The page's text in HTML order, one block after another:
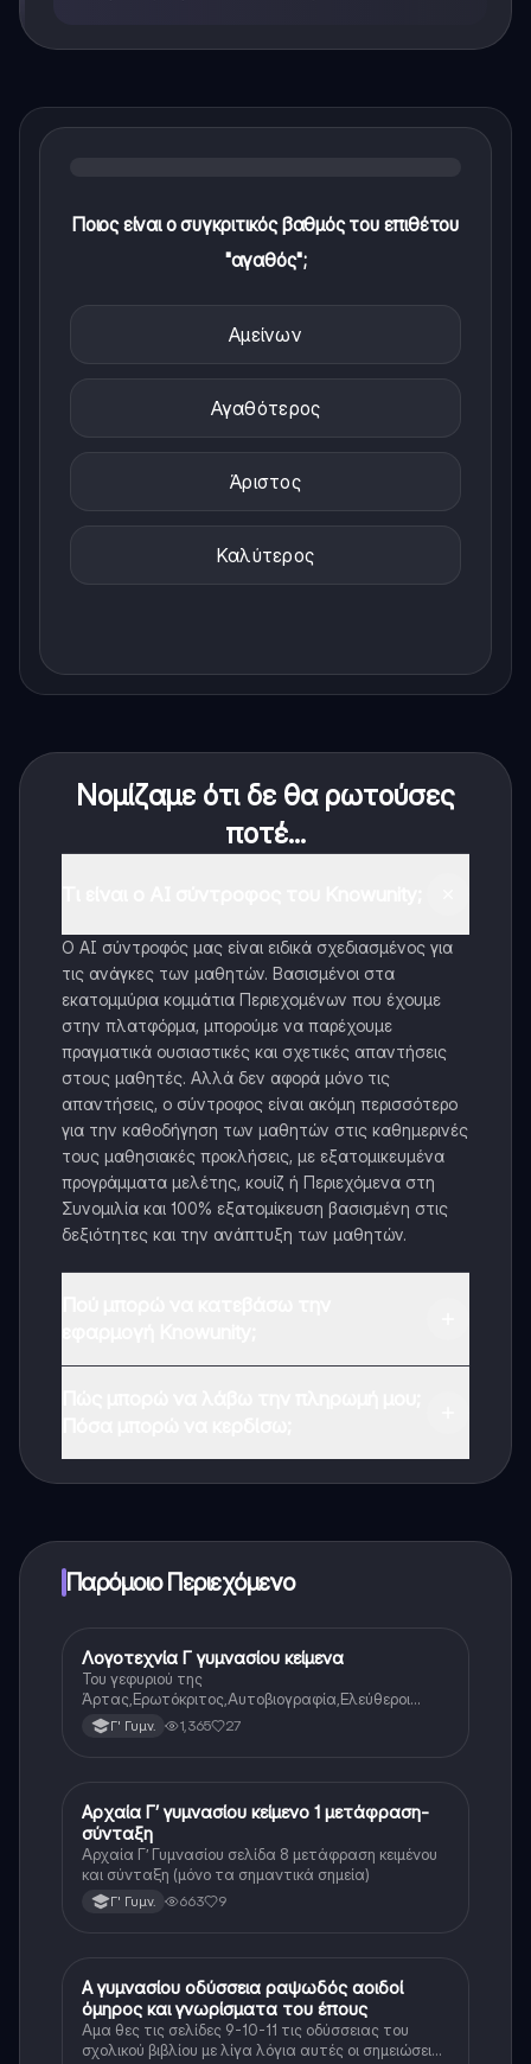
Ποιος είναι ο συγκριτικός βαθμός του επιθέτου
"αγαθός";
Αμείνων
Αγαθότερος
Άριστος
Καλύτερος
Νομίζαμε ότι δε θα ρωτούσες
ποτέ...
Ο AI σύντροφός μας είναι ειδικά σχεδιασμένος για
τις ανάγκες των μαθητών. Βασισμένοι στα
εκατομμύρια κομμάτια Περιεχομένων που έχουμε
στην πλατφόρμα, μπορούμε να παρέχουμε
πραγματικά ουσιαστικές και σχετικές απαντήσεις
στους μαθητές. Αλλά δεν αφορά μόνο τις
απαντήσεις, ο σύντροφος είναι ακόμη περισσότερο
για την καθοδήγηση των μαθητών στις καθημερινές
τους μαθησιακές προκλήσεις, με εξατομικευμένα
προγράμματα μελέτης, κουίζ ή Περιεχόμενα στη
Συνομιλία και 100% εξατομίκευση βασισμένη στις
δεξιότητες και την ανάπτυξη των μαθητών.
Παρόμοιο Περιεχόμενο
Νέα Ελληνικά
Λογοτεχνία Γ γυμνασίου κείμενα
Του γεφυριού της
Άρτας,Ερωτόκριτος,Αυτοβιογραφία,Ελεύθεροι
Πολιορκημένοι,Όσο μπορείς,Γιατί μ’αγάπησες,Ένας
ρώσος συνταγματάρχης στη Λάρισα,Ο Παχύς και ο
Γ' Γυμν. 1,365 27
Αρχαία Ελληνικά
Αρχαία Γ’ γυμνασίου κείμενο 1 μετάφραση-
σύνταξη
Αρχαία Γ’ Γυμνασίου σελίδα 8 μετάφραση κειμένου
και σύνταξη (μόνο τα σημαντικά σημεία)
Γ' Γυμν. 663 9
Αρχαία Ελληνικά
Α γυμνασίου οδύσσεια ραψωδός αοιδοί
όμηρος και γνωρίσματα του έπους
Αμα θες τις σελίδες 9-10-11 τις οδύσσειας του
σχολικού βιβλίου με λίγα λόγια αυτές οι σημειώσεις